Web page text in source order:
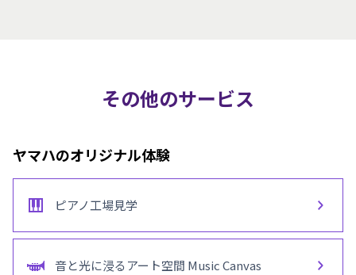
その他のサービス
ヤマハのオリジナル体験
ピアノ工場見学
音と光に浸るアート空間 Music Canvas